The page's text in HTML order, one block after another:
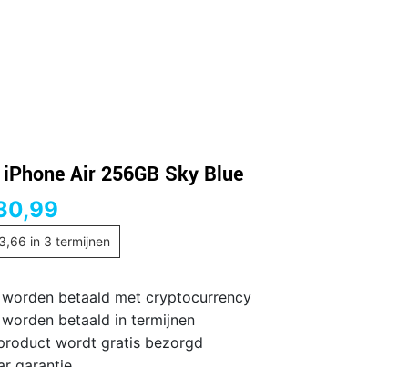
Air 256GB Sky Blue
in 3 termijnen
worden betaald met cryptocurrency
betaald in termijnen
wordt gratis bezorgd